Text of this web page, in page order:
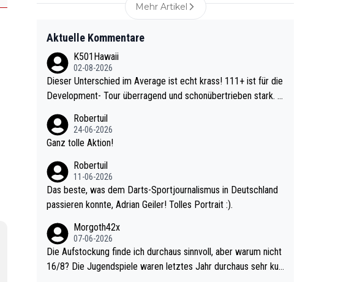
Mehr Artikel
Aktuelle Kommentare
K501Hawaii
02-08-2026
Dieser Unterschied im Average ist echt krass! 111+ ist für die
Development- Tour überragend und schonübertrieben stark. U
e mal 40+ erst recht. Da gewinnst keinen Blumentopf - ist ja n
och krasser wie ein Pokalspiel eines Kreisligisten vs einem Bu
Robertuil
24-06-2026
Ganz tolle Aktion!
Robertuil
11-06-2026
Das beste, was dem Darts-Sportjournalismus in Deutschland
passieren konnte, Adrian Geiler! Tolles Portrait :).
Morgoth42x
07-06-2026
Die Aufstockung finde ich durchaus sinnvoll, aber warum nicht
16/8? Die Jugendspiele waren letztes Jahr durchaus sehr kur